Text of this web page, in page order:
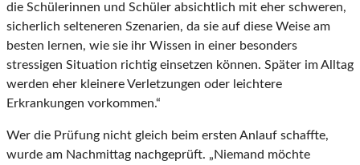
die Schülerinnen und Schüler absichtlich mit eher schweren,
sicherlich selteneren Szenarien, da sie auf diese Weise am
besten lernen, wie sie ihr Wissen in einer besonders
stressigen Situation richtig einsetzen können. Später im Alltag
werden eher kleinere Verletzungen oder leichtere
Erkrankungen vorkommen.“
Wer die Prüfung nicht gleich beim ersten Anlauf schaffte,
wurde am Nachmittag nachgeprüft. „Niemand möchte